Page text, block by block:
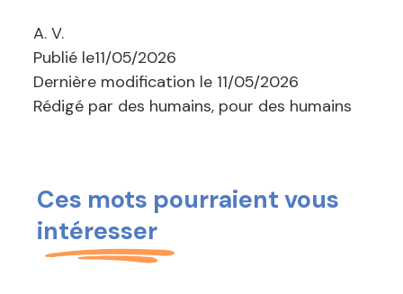
A. V.
Publié le11/05/2026
Dernière modification le 11/05/2026
Rédigé par des humains, pour des humains
Ces mots pourraient vous
intéresser